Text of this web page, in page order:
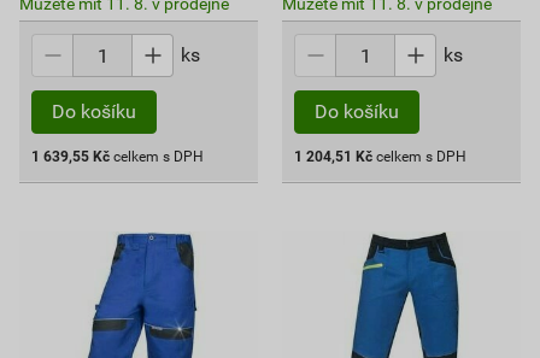
Můžete mít 11. 8. v prodejně
ks
Do košíku
1 639,55 Kč celkem s DPH
Můžete mít 11. 8. v prodejně
ks
Do košíku
1 204,51 Kč celkem s DPH